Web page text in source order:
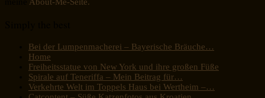
Bei der Lumpenmacherei – Bayerische Bräuche…
Home
Freiheitsstatue von New York und ihre großen Füße
Spirale auf Teneriffa – Mein Beitrag für…
Verkehrte Welt im Toppels Haus bei Wertheim –…